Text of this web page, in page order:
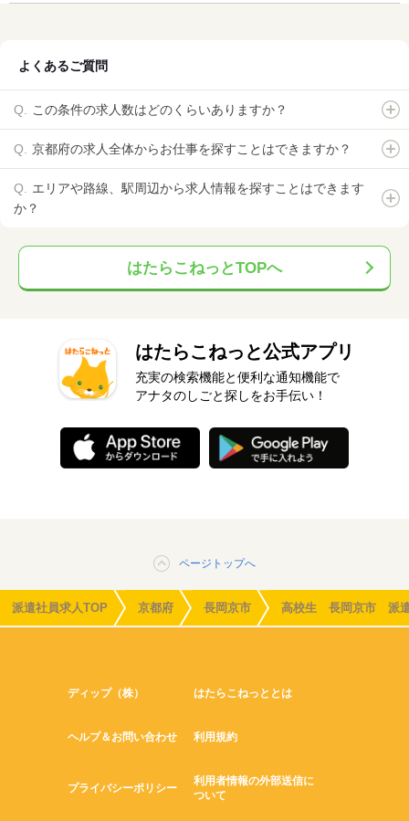
よくあるご質問
この条件の求人数はどのくらいありますか？
京都府の求人全体からお仕事を探すことはできますか？
エリアや路線、駅周辺から求人情報を探すことはできます
か？
はたらこねっとTOPへ
はたらこねっと公式アプリ
充実の検索機能と便利な通知機能で
アナタのしごと探しをお手伝い！
ページトップへ
派遣社員求人TOP 京都府 長岡京市 高校生 長岡京市 派
ディップ（株） はたらこねっととは
ヘルプ＆お問い合わせ 利用規約
プライバシーポリシー
利用者情報の外部送信に
ついて